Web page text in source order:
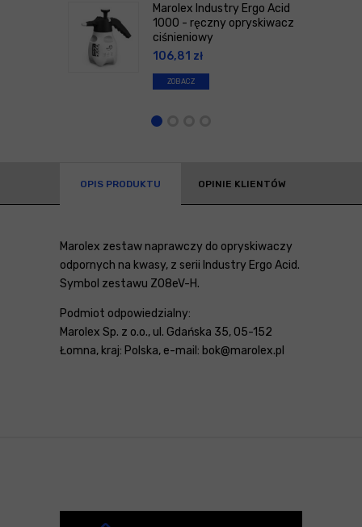
Marolex Industry Ergo Acid
1000 - ręczny opryskiwacz
ciśnieniowy
106,81 zł
ZOBACZ
OPIS PRODUKTU OPINIE KLIENTÓW
Marolex zestaw naprawczy do opryskiwaczy
odpornych na kwasy, z serii Industry Ergo Acid.
Symbol zestawu Z08eV-H.
Podmiot odpowiedzialny:
Marolex Sp. z o.o., ul. Gdańska 35, 05-152
Łomna, kraj: Polska, e-mail: bok@marolex.pl